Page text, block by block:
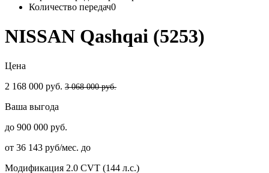
Количество передач0
NISSAN Qashqai (5253)
Цена
2 168 000 руб. 3 068 000 руб.
Ваша выгода
до 900 000 руб.
от 36 143 руб/мес. до
Модификация 2.0 CVT (144 л.с.)